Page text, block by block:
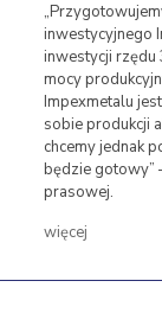
inwestycyjnego
inwestycji rzędu
mocy
Impexmetalu
sobie produkcji
chcemy jednak
będzie gotowy”
prasowej.
więcej